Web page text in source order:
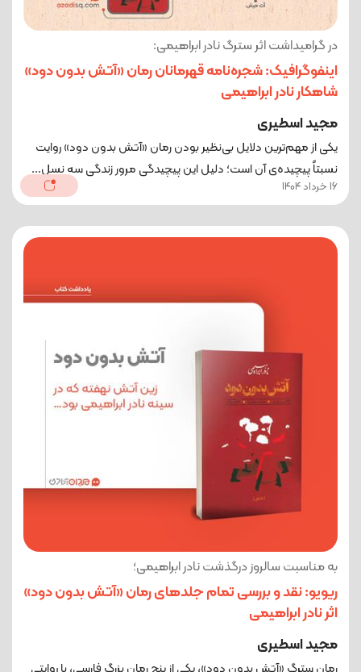
در گرامیداشت اثر سترگ نادر ابراهیمی:
اینفوگرافیک: شجره‌نامه قهرمانان رمان «آتش بدون دود»
شاهکار نادر ابراهیمی
مجید اسطیری
یکی از مهم‌ترین دلایل بی‌نظیر بودن رمان «آتش بدون دود» روایت
نسبتاً پیچیده‌ی آن است؛ دلیل این پیچیدگی مرور زندگی سه نسل...
16 خرداد 1404
به مناسبت سالروز درگذشت نادر ابراهیمی؛
ریویو: نقد و بررسی تمام جلدهای رمان «آتش بدون دود»
اثر نادر ابراهیمی
مجید اسطیری